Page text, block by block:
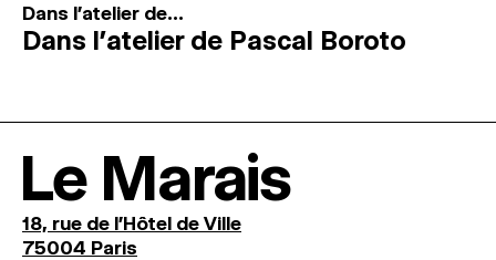
Dans l'atelier de...
Dans l’atelier de Pascal Boroto
Le Marais
18, rue de l'Hôtel de Ville
75004 Paris